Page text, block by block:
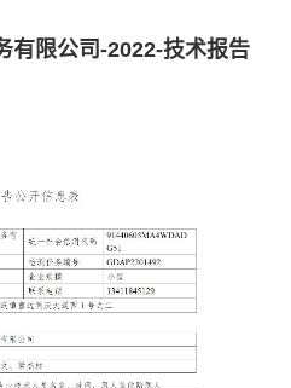
有限公司-2022-技术报告